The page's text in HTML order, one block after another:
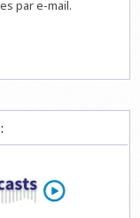
par e-mail.